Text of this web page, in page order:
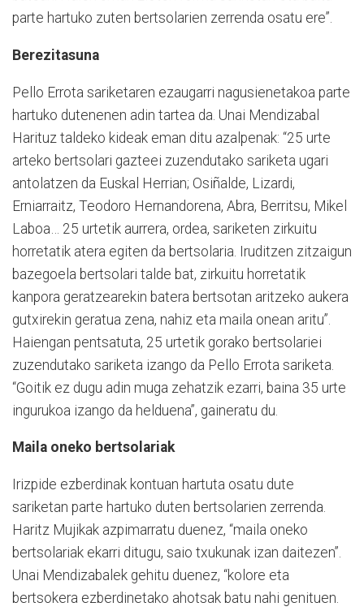
parte hartuko zuten bertsolarien zerrenda osatu ere”.
Berezitasuna
Pello Errota sariketaren ezaugarri nagusienetakoa parte
hartuko dutenenen adin tartea da. Unai Mendizabal
Harituz taldeko kideak eman ditu azalpenak: “25 urte
arteko bertsolari gazteei zuzendutako sariketa ugari
antolatzen da Euskal Herrian; Osiñalde, Lizardi,
Erniarraitz, Teodoro Hernandorena, Abra, Berritsu, Mikel
Laboa… 25 urtetik aurrera, ordea, sariketen zirkuitu
horretatik atera egiten da bertsolaria. Iruditzen zitzaigun
bazegoela bertsolari talde bat, zirkuitu horretatik
kanpora geratzearekin batera bertsotan aritzeko aukera
gutxirekin geratua zena, nahiz eta maila onean aritu”.
Haiengan pentsatuta, 25 urtetik gorako bertsolariei
zuzendutako sariketa izango da Pello Errota sariketa.
“Goitik ez dugu adin muga zehatzik ezarri, baina 35 urte
ingurukoa izango da helduena”, gaineratu du.
Maila oneko bertsolariak
Irizpide ezberdinak kontuan hartuta osatu dute
sariketan parte hartuko duten bertsolarien zerrenda.
Haritz Mujikak azpimarratu duenez, “maila oneko
bertsolariak ekarri ditugu, saio txukunak izan daitezen”.
Unai Mendizabalek gehitu duenez, “kolore eta
bertsokera ezberdinetako ahotsak batu nahi genituen.